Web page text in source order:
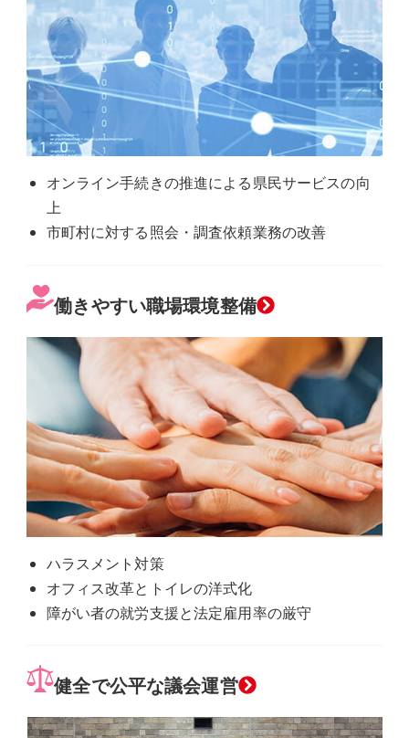
オンライン手続きの推進による県民サービスの向
上
市町村に対する照会・調査依頼業務の改善
働きやすい職場環境整備
ハラスメント対策
オフィス改革とトイレの洋式化
障がい者の就労支援と法定雇用率の厳守
グ
ー
ン
ク
健全で公平な議会運営